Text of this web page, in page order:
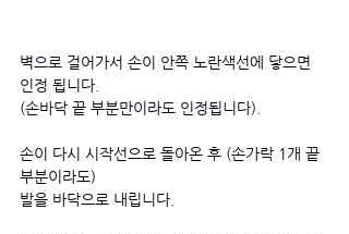
벽으로 걸어가서 손이 안쪽 노란색선에 닿으면
인정 됩니다.
(손바닥 끝 부분만이라도 인정됩니다).
손이 다시 시작선으로 돌아온 후 (손가락 1개 끝
부분이라도)
발을 바닥으로 내립니다.